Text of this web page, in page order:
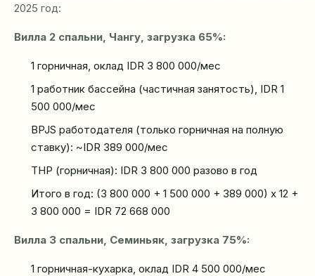
2025 год:
Вилла 2 спальни, Чангу, загрузка 65%:
1 горничная, оклад IDR 3 800 000/мес
1 работник бассейна (частичная занятость), IDR 1
500 000/мес
BPJS работодателя (только горничная на полную
ставку): ~IDR 389 000/мес
ТНР (горничная): IDR 3 800 000 разово в год
Итого в год: (3 800 000 + 1 500 000 + 389 000) x 12 +
3 800 000 = IDR 72 668 000
Вилла 3 спальни, Семиньяк, загрузка 75%:
1 горничная-кухарка, оклад IDR 4 500 000/мес